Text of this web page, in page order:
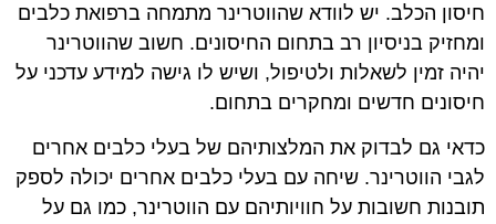
חיסון הכלב. יש לוודא שהווטרינר מתמחה ברפואת כלבים
ומחזיק בניסיון רב בתחום החיסונים. חשוב שהווטרינר
יהיה זמין לשאלות ולטיפול, ושיש לו גישה למידע עדכני על
חיסונים חדשים ומחקרים בתחום.
כדאי גם לבדוק את המלצותיהם של בעלי כלבים אחרים
לגבי הווטרינר. שיחה עם בעלי כלבים אחרים יכולה לספק
תובנות חשובות על חוויותיהם עם הווטרינר, כמו גם על